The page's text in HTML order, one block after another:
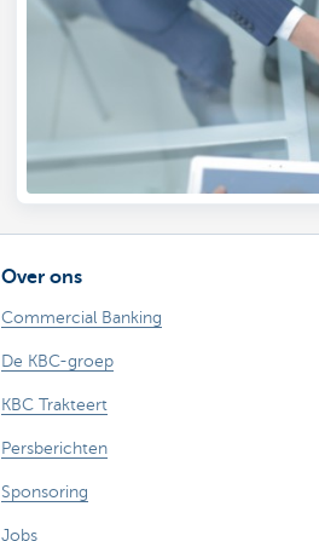
Over ons
Commercial Banking
De KBC-groep
KBC Trakteert
Persberichten
Sponsoring
Jobs